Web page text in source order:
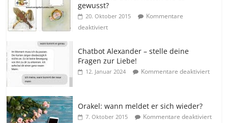
gewusst?
20. Oktober 2015
Kommentare
deaktiviert
Chatbot Alexander – stelle deine
Fragen zur Liebe!
12. Januar 2024 Kommentare deaktiviert
Orakel: wann meldet er sich wieder?
7. Oktober 2015 Kommentare deaktiviert